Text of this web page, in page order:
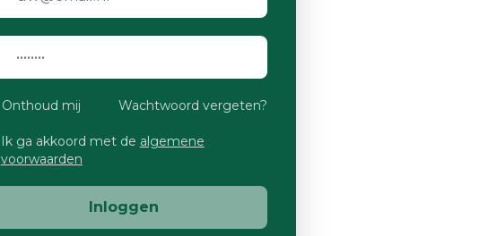
Onthoud mij Wachtwoord vergeten?
Ik ga akkoord met de algemene
voorwaarden
Inloggen